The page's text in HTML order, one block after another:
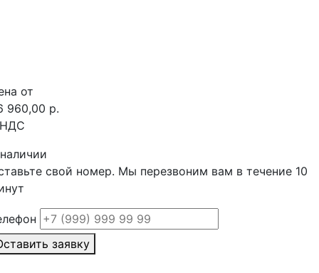
от
960,00 р.
свой номер. Мы перезвоним вам в течение 10
заявку